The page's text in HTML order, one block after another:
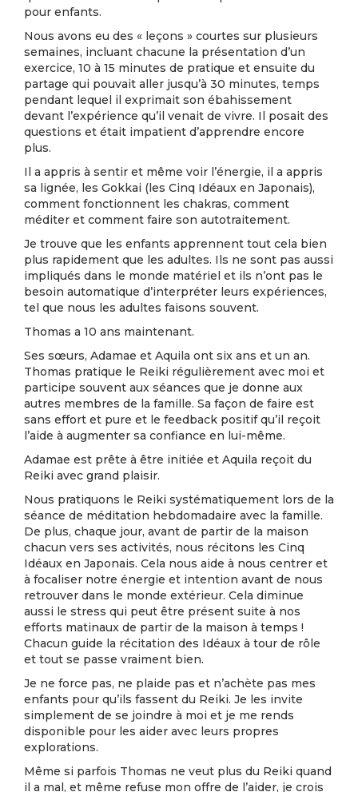
pour enfants.
Nous avons eu des « leçons » courtes sur plusieurs
semaines, incluant chacune la présentation d’un
exercice, 10 à 15 minutes de pratique et ensuite du
partage qui pouvait aller jusqu’à 30 minutes, temps
pendant lequel il exprimait son ébahissement
devant l’expérience qu’il venait de vivre. Il posait des
questions et était impatient d’apprendre encore
plus.
Il a appris à sentir et même voir l’énergie, il a appris
sa lignée, les Gokkai (les Cinq Idéaux en Japonais),
comment fonctionnent les chakras, comment
méditer et comment faire son autotraitement.
Je trouve que les enfants apprennent tout cela bien
plus rapidement que les adultes. Ils ne sont pas aussi
impliqués dans le monde matériel et ils n’ont pas le
besoin automatique d’interpréter leurs expériences,
tel que nous les adultes faisons souvent.
Thomas a 10 ans maintenant.
Ses sœurs, Adamae et Aquila ont six ans et un an.
Thomas pratique le Reiki régulièrement avec moi et
participe souvent aux séances que je donne aux
autres membres de la famille. Sa façon de faire est
sans effort et pure et le feedback positif qu’il reçoit
l’aide à augmenter sa confiance en lui-même.
Adamae est prête à être initiée et Aquila reçoit du
Reiki avec grand plaisir.
Nous pratiquons le Reiki systématiquement lors de la
séance de méditation hebdomadaire avec la famille.
De plus, chaque jour, avant de partir de la maison
chacun vers ses activités, nous récitons les Cinq
Idéaux en Japonais. Cela nous aide à nous centrer et
à focaliser notre énergie et intention avant de nous
retrouver dans le monde extérieur. Cela diminue
aussi le stress qui peut être présent suite à nos
efforts matinaux de partir de la maison à temps !
Chacun guide la récitation des Idéaux à tour de rôle
et tout se passe vraiment bien.
Je ne force pas, ne plaide pas et n’achète pas mes
enfants pour qu’ils fassent du Reiki. Je les invite
simplement de se joindre à moi et je me rends
disponible pour les aider avec leurs propres
explorations.
Même si parfois Thomas ne veut plus du Reiki quand
il a mal, et même refuse mon offre de l’aider, je crois